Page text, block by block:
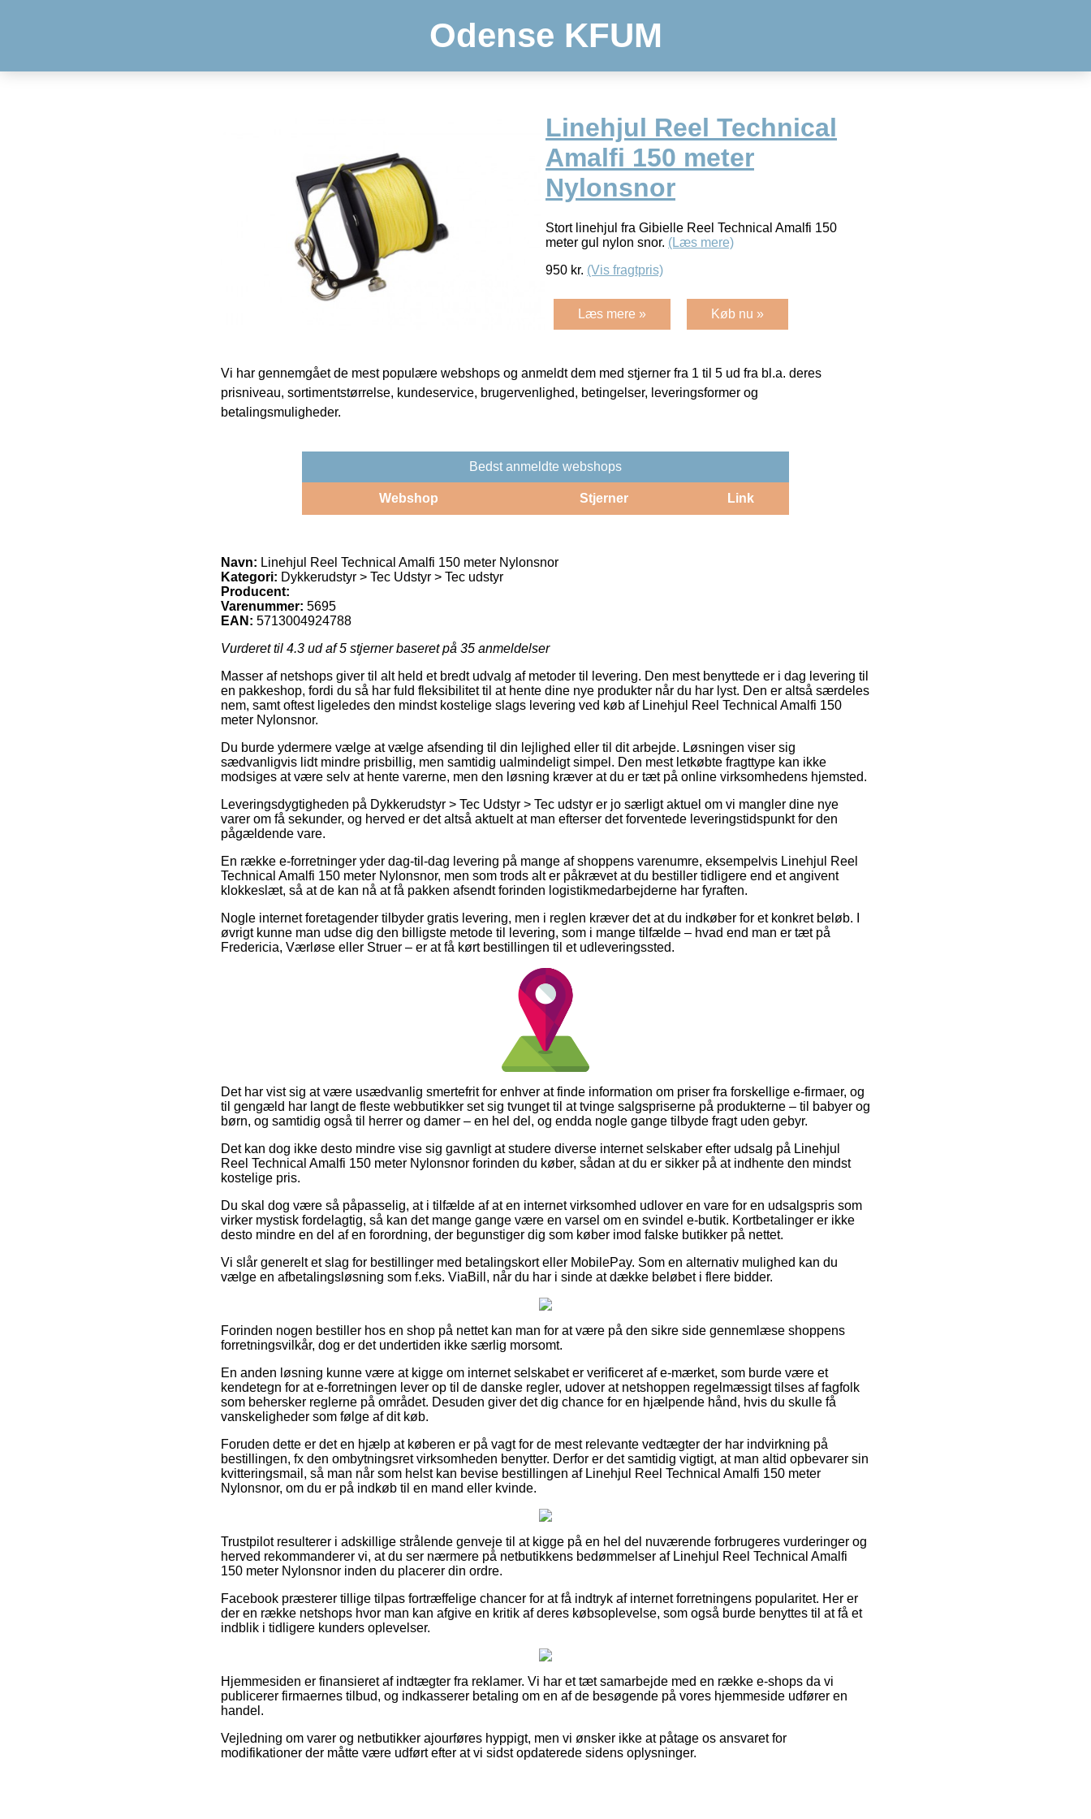
Odense KFUM
Linehjul Reel Technical
Amalfi 150 meter
Nylonsnor
Stort linehjul fra Gibielle Reel Technical Amalfi 150
meter gul nylon snor. (Læs mere)
950 kr. (Vis fragtpris)
Læs mere » Køb nu »
Vi har gennemgået de mest populære webshops og anmeldt dem med stjerner fra 1 til 5 ud fra bl.a. deres
prisniveau, sortimentstørrelse, kundeservice, brugervenlighed, betingelser, leveringsformer og
betalingsmuligheder.
Bedst anmeldte webshops
Webshop Stjerner Link
Navn: Linehjul Reel Technical Amalfi 150 meter Nylonsnor
Kategori: Dykkerudstyr > Tec Udstyr > Tec udstyr
Producent:
Varenummer: 5695
EAN: 5713004924788
Vurderet til 4.3 ud af 5 stjerner baseret på 35 anmeldelser
Masser af netshops giver til alt held et bredt udvalg af metoder til levering. Den mest benyttede er i dag levering til
en pakkeshop, fordi du så har fuld fleksibilitet til at hente dine nye produkter når du har lyst. Den er altså særdeles
nem, samt oftest ligeledes den mindst kostelige slags levering ved køb af Linehjul Reel Technical Amalfi 150
meter Nylonsnor.
Du burde ydermere vælge at vælge afsending til din lejlighed eller til dit arbejde. Løsningen viser sig
sædvanligvis lidt mindre prisbillig, men samtidig ualmindeligt simpel. Den mest letkøbte fragttype kan ikke
modsiges at være selv at hente varerne, men den løsning kræver at du er tæt på online virksomhedens hjemsted.
Leveringsdygtigheden på Dykkerudstyr > Tec Udstyr > Tec udstyr er jo særligt aktuel om vi mangler dine nye
varer om få sekunder, og herved er det altså aktuelt at man efterser det forventede leveringstidspunkt for den
pågældende vare.
En række e-forretninger yder dag-til-dag levering på mange af shoppens varenumre, eksempelvis Linehjul Reel
Technical Amalfi 150 meter Nylonsnor, men som trods alt er påkrævet at du bestiller tidligere end et angivent
klokkeslæt, så at de kan nå at få pakken afsendt forinden logistikmedarbejderne har fyraften.
Nogle internet foretagender tilbyder gratis levering, men i reglen kræver det at du indkøber for et konkret beløb. I
øvrigt kunne man udse dig den billigste metode til levering, som i mange tilfælde – hvad end man er tæt på
Fredericia, Værløse eller Struer – er at få kørt bestillingen til et udleveringssted.
Det har vist sig at være usædvanlig smertefrit for enhver at finde information om priser fra forskellige e-firmaer, og
til gengæld har langt de fleste webbutikker set sig tvunget til at tvinge salgspriserne på produkterne – til babyer og
børn, og samtidig også til herrer og damer – en hel del, og endda nogle gange tilbyde fragt uden gebyr.
Det kan dog ikke desto mindre vise sig gavnligt at studere diverse internet selskaber efter udsalg på Linehjul
Reel Technical Amalfi 150 meter Nylonsnor forinden du køber, sådan at du er sikker på at indhente den mindst
kostelige pris.
Du skal dog være så påpasselig, at i tilfælde af at en internet virksomhed udlover en vare for en udsalgspris som
virker mystisk fordelagtig, så kan det mange gange være en varsel om en svindel e-butik. Kortbetalinger er ikke
desto mindre en del af en forordning, der begunstiger dig som køber imod falske butikker på nettet.
Vi slår generelt et slag for bestillinger med betalingskort eller MobilePay. Som en alternativ mulighed kan du
vælge en afbetalingsløsning som f.eks. ViaBill, når du har i sinde at dække beløbet i flere bidder.
Forinden nogen bestiller hos en shop på nettet kan man for at være på den sikre side gennemlæse shoppens
forretningsvilkår, dog er det undertiden ikke særlig morsomt.
En anden løsning kunne være at kigge om internet selskabet er verificeret af e-mærket, som burde være et
kendetegn for at e-forretningen lever op til de danske regler, udover at netshoppen regelmæssigt tilses af fagfolk
som behersker reglerne på området. Desuden giver det dig chance for en hjælpende hånd, hvis du skulle få
vanskeligheder som følge af dit køb.
Foruden dette er det en hjælp at køberen er på vagt for de mest relevante vedtægter der har indvirkning på
bestillingen, fx den ombytningsret virksomheden benytter. Derfor er det samtidig vigtigt, at man altid opbevarer sin
kvitteringsmail, så man når som helst kan bevise bestillingen af Linehjul Reel Technical Amalfi 150 meter
Nylonsnor, om du er på indkøb til en mand eller kvinde.
Trustpilot resulterer i adskillige strålende genveje til at kigge på en hel del nuværende forbrugeres vurderinger og
herved rekommanderer vi, at du ser nærmere på netbutikkens bedømmelser af Linehjul Reel Technical Amalfi
150 meter Nylonsnor inden du placerer din ordre.
Facebook præsterer tillige tilpas fortræffelige chancer for at få indtryk af internet forretningens popularitet. Her er
der en række netshops hvor man kan afgive en kritik af deres købsoplevelse, som også burde benyttes til at få et
indblik i tidligere kunders oplevelser.
Hjemmesiden er finansieret af indtægter fra reklamer. Vi har et tæt samarbejde med en række e-shops da vi
publicerer firmaernes tilbud, og indkasserer betaling om en af de besøgende på vores hjemmeside udfører en
handel.
Vejledning om varer og netbutikker ajourføres hyppigt, men vi ønsker ikke at påtage os ansvaret for
modifikationer der måtte være udført efter at vi sidst opdaterede sidens oplysninger.